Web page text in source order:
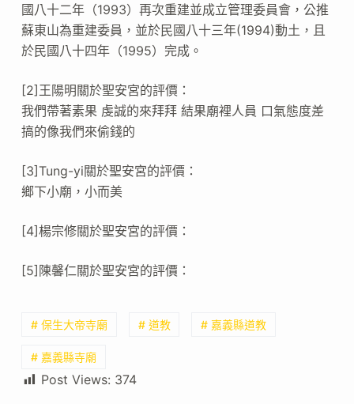
國八十二年（1993）再次重建並成立管理委員會，公推
蘇東山為重建委員，並於民國八十三年(1994)動土，且
於民國八十四年（1995）完成。
[2]王陽明關於聖安宮的評價：
我們帶著素果 虔誠的來拜拜 結果廟裡人員 口氣態度差
搞的像我們來偷錢的
[3]Tung-yi關於聖安宮的評價：
鄉下小廟，小而美
[4]楊宗修關於聖安宮的評價：
[5]陳馨仁關於聖安宮的評價：
# 保生大帝寺廟 # 道教 # 嘉義縣道教
# 嘉義縣寺廟
Post Views: 374